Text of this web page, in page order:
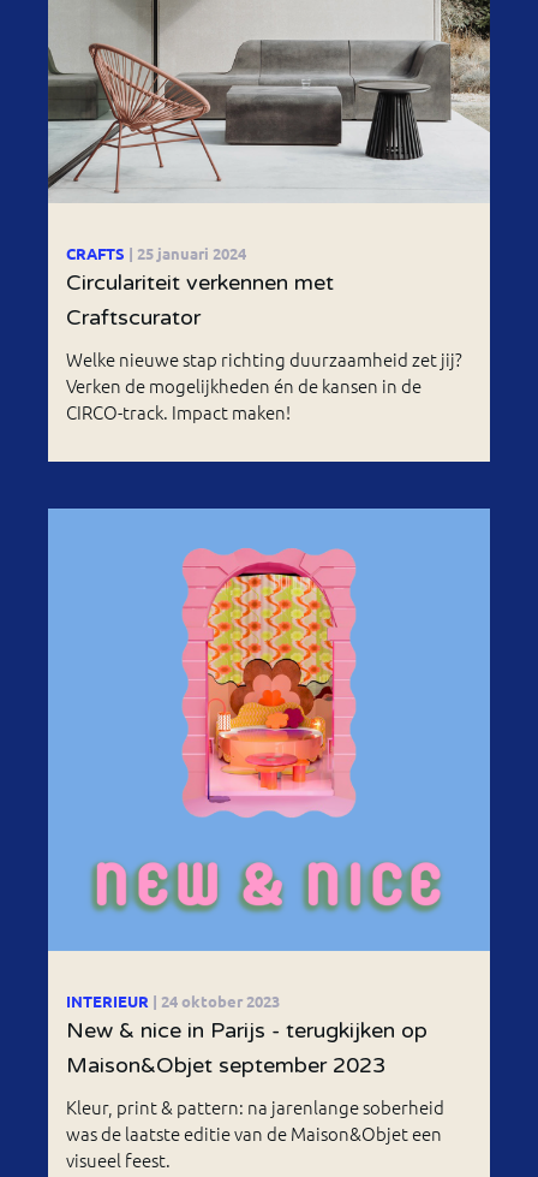
CRAFTS | 25 januari 2024
Circulariteit verkennen met
Craftscurator
Welke nieuwe stap richting duurzaamheid zet jij?
Verken de mogelijkheden én de kansen in de
CIRCO-track. Impact maken!
INTERIEUR | 24 oktober 2023
New & nice in Parijs - terugkijken op
Maison&Objet september 2023
Kleur, print & pattern: na jarenlange soberheid
was de laatste editie van de Maison&Objet een
visueel feest.